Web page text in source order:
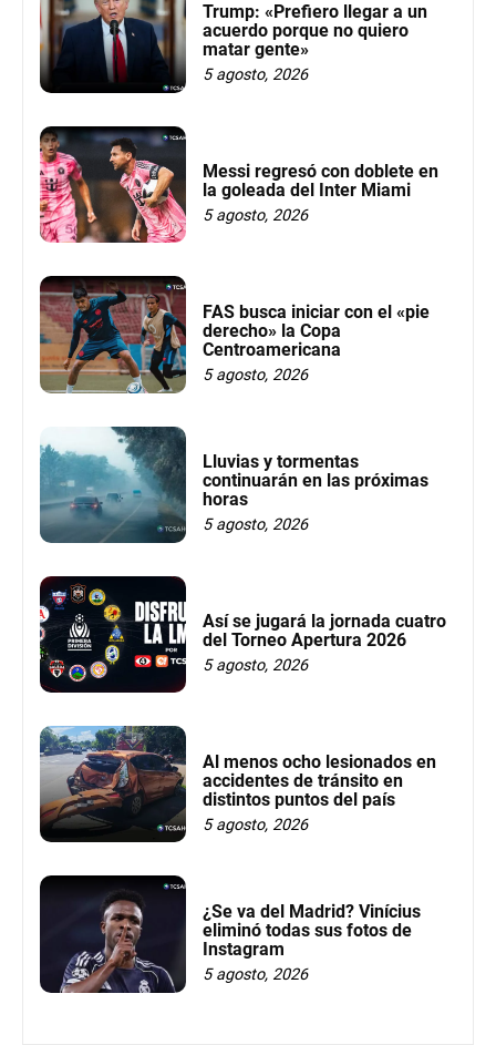
Trump: «Prefiero llegar a un
acuerdo porque no quiero
matar gente»
5 agosto, 2026
Messi regresó con doblete en
la goleada del Inter Miami
5 agosto, 2026
FAS busca iniciar con el «pie
derecho» la Copa
Centroamericana
5 agosto, 2026
Lluvias y tormentas
continuarán en las próximas
horas
5 agosto, 2026
Así se jugará la jornada cuatro
del Torneo Apertura 2026
5 agosto, 2026
Al menos ocho lesionados en
accidentes de tránsito en
distintos puntos del país
5 agosto, 2026
¿Se va del Madrid? Vinícius
eliminó todas sus fotos de
Instagram
5 agosto, 2026